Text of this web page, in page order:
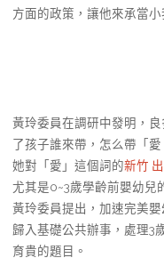
方面的政策，讓他來承當
黃玲委員在調研中發明，
了孩子誰來帶，怎么帶「愛
她對「愛」這個詞的新竹
尤其是0~3歲學齡前嬰幼兒
黃玲委員提出，加速完美
歸入基礎公共辦事，處理3
育貴的題目。